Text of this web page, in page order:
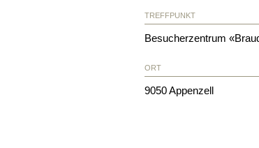
TREFFPUNKT
Besucherzentrum
ORT
9050Appenzell